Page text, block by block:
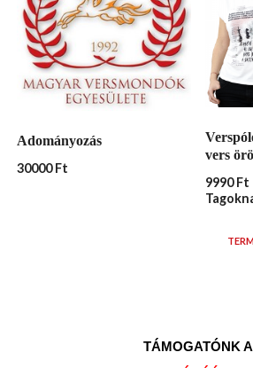
Adományozás
30000 Ft
vers
9990Ft
TÁMOGATÓNK A